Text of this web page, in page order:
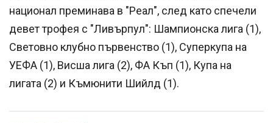
национал преминава в "Реал", след като спечели
девет трофея с "Ливърпул": Шампионска лига (1),
Световно клубно първенство (1), Суперкупа на
УЕФА (1), Висша лига (2), ФА Къп (1), Купа на
лигата (2) и Къмюнити Шийлд (1).